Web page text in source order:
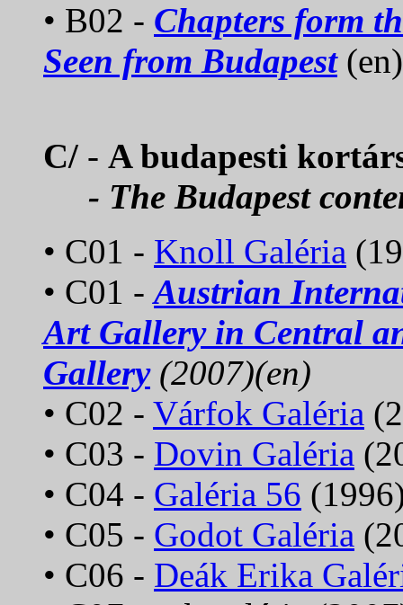
• B02 - Chapters form
Seen from Budapest(en)
C/ - A budapesti
- The Budapest
• C01 - Knoll Galéria
• C01 -Austrian
Art Gallery in Central
Gallery(2007)(en)
• C02 - Várfok Galéria
• C03 - Dovin Galéria
• C04 - Galéria 56
• C05 - Godot Galéria
• C06 - Deák Erika